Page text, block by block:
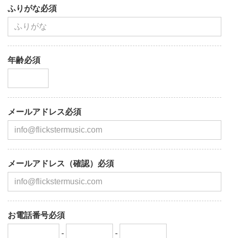
ふりがな必須
年齢必須
メールアドレス必須
メールアドレス（確認）必須
お電話番号必須
- -